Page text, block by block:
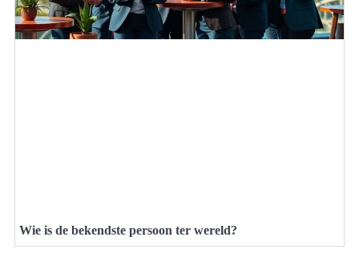
Wie is de bekendste persoon ter wereld?